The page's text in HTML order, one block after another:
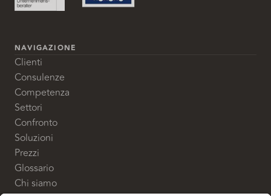
NAVIGAZIONE
Clienti
Consulenze
Competenza
Settori
Confronto
Soluzioni
Prezzi
Glossario
Chi siamo